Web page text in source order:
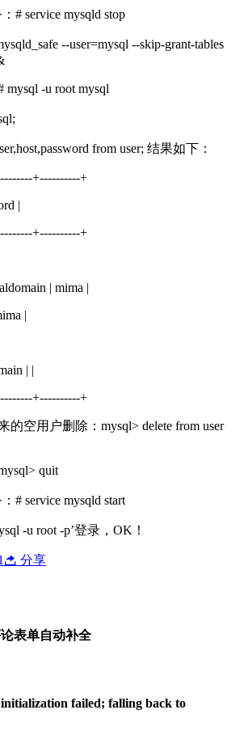
# service mysqld stop
--user=mysql --skip-grant-tables
-u root mysql
from user; 结果如下：
+----------+
|
+----------+
| mima |
|
| |
+----------+
的空用户删除：mysql> delete from user
quit
# service mysqld start
-u root -p’登录，OK！
分享
表单自动补全
failed; falling back to